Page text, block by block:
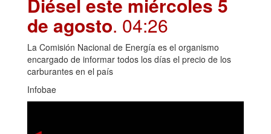
Diésel este miércoles 5
de agosto. 04:26
La Comisión Nacional de Energía es el organismo
encargado de informar todos los días el precio de los
carburantes en el país
Infobae